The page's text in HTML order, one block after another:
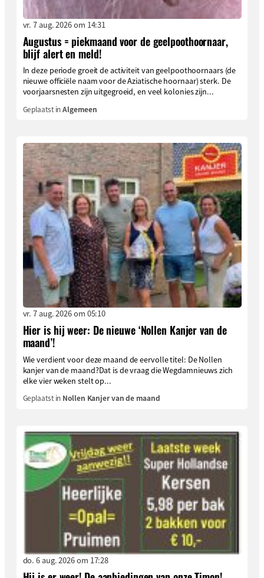
vr. 7 aug. 2026 om 14:31
Augustus = piekmaand voor de geelpoothoornaar,
blijf alert en meld!
In deze periode groeit de activiteit van geelpoothoornaars (de
nieuwe officiële naam voor de Aziatische hoornaar) sterk. De
voorjaarsnesten zijn uitgegroeid, en veel kolonies zijn...
Geplaatst inAlgemeen
vr. 7 aug. 2026 om 05:10
Hier is hij weer: De nieuwe ‘Nollen Kanjer van de
maand’!
Wie verdient voor deze maand de eervolle titel: De Nollen
kanjer van de maand?Dat is de vraag die Wegdamnieuws zich
elke vier weken stelt op...
Geplaatst in Nollen Kanjer van de maand
do. 6 aug. 2026 om 17:28